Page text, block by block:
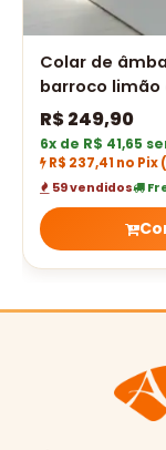
Colar de
barroco
polido - 45 cm
R$249,90
6x de R$ 41,65
R$ 237,41 no Pix
59 vendidos